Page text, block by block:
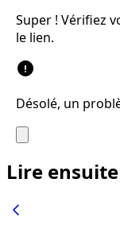
Super ! Vérifiez
le lien.
Désolé, un
Lire ensuite